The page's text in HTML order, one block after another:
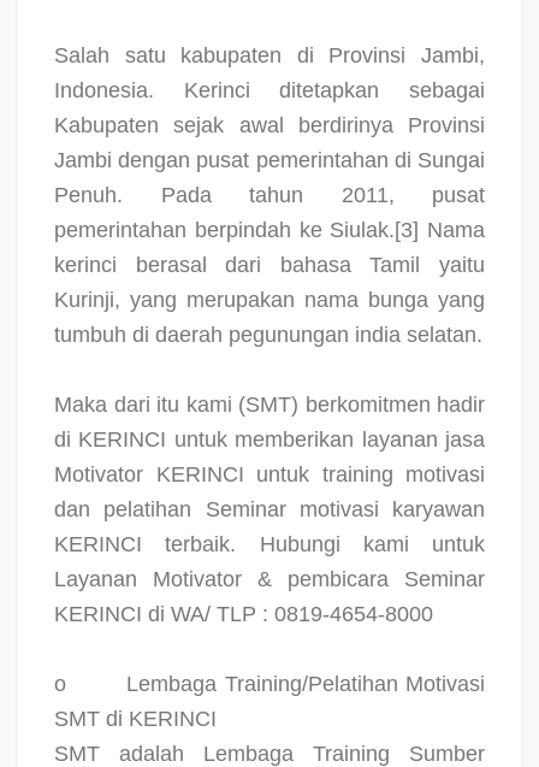
Salah satu kabupaten di Provinsi Jambi,
Indonesia. Kerinci ditetapkan sebagai
Kabupaten sejak awal berdirinya Provinsi
Jambi dengan pusat pemerintahan di Sungai
Penuh. Pada tahun 2011, pusat
pemerintahan berpindah ke Siulak.[3] Nama
kerinci berasal dari bahasa Tamil yaitu
Kurinji, yang merupakan nama bunga yang
tumbuh di daerah pegunungan india selatan.
Maka dari itu kami (SMT) berkomitmen hadir
di KERINCI untuk memberikan layanan jasa
Motivator KERINCI untuk training motivasi
dan pelatihan Seminar motivasi karyawan
KERINCI terbaik. Hubungi kami untuk
Layanan Motivator & pembicara Seminar
KERINCI di WA/ TLP : 0819-4654-8000
o
Lembaga Training/Pelatihan Motivasi
SMT di KERINCI
SMT adalah Lembaga Training Sumber